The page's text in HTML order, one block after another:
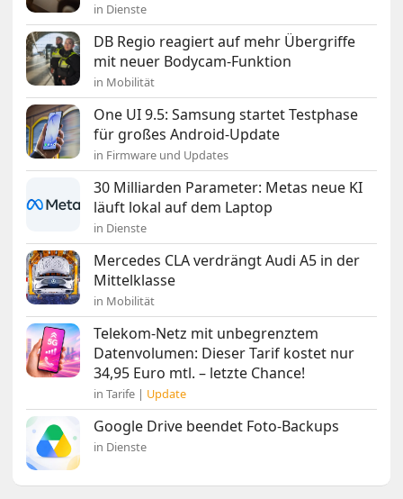
in Dienste
DB Regio reagiert auf mehr Übergriffe
mit neuer Bodycam-Funktion
in Mobilität
One UI 9.5: Samsung startet Testphase
für großes Android-Update
in Firmware und Updates
30 Milliarden Parameter: Metas neue KI
läuft lokal auf dem Laptop
in Dienste
Mercedes CLA verdrängt Audi A5 in der
Mittelklasse
in Mobilität
Telekom-Netz mit unbegrenztem
Datenvolumen: Dieser Tarif kostet nur
34,95 Euro mtl. – letzte Chance!
in Tarife | Update
Google Drive beendet Foto-Backups
in Dienste